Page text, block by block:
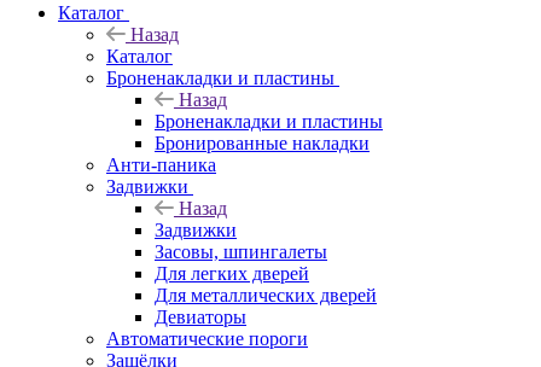
Каталог
Назад
Каталог
Броненакладки и пластины
Назад
Броненакладки и пластины
Бронированные накладки
Анти-паника
Задвижки
Назад
Задвижки
Засовы, шпингалеты
Для легких дверей
Для металлических дверей
Девиаторы
Автоматические пороги
Защёлки